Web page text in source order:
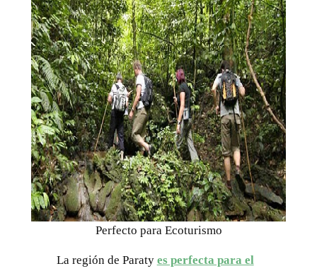
Perfecto para Ecoturismo
La región de Paraty es perfecta para el